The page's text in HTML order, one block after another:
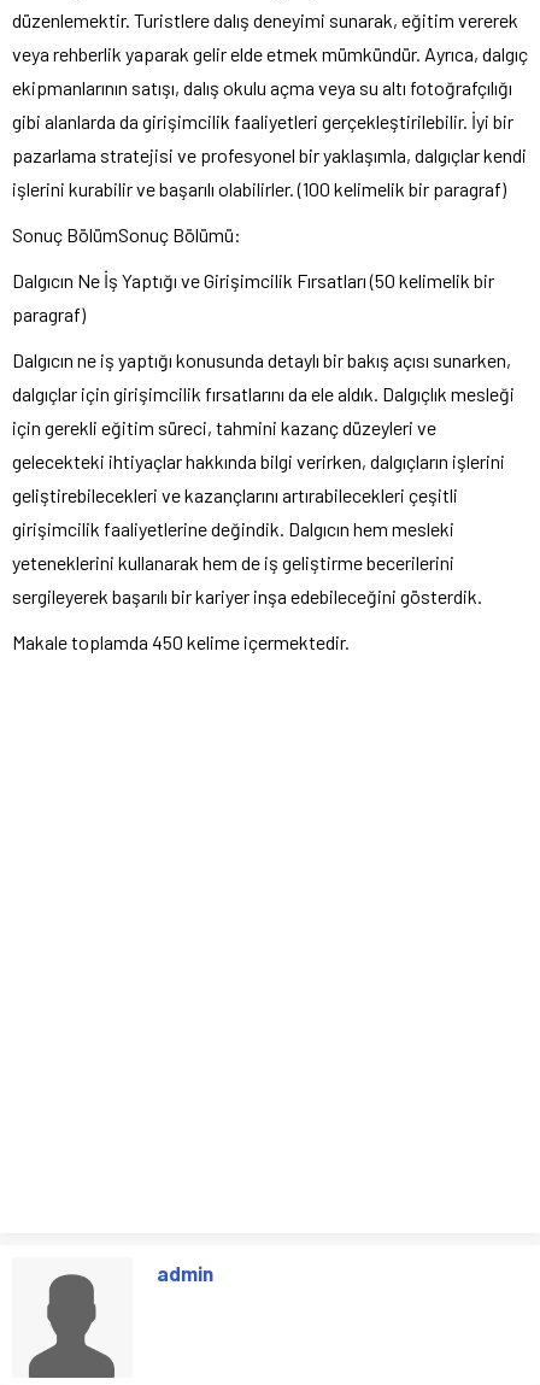
düzenlemektir. Turistlere dalış deneyimi sunarak, eğitim vererek
veya rehberlik yaparak gelir elde etmek mümkündür. Ayrıca, dalgıç
ekipmanlarının satışı, dalış okulu açma veya su altı fotoğrafçılığı
gibi alanlarda da girişimcilik faaliyetleri gerçekleştirilebilir. İyi bir
pazarlama stratejisi ve profesyonel bir yaklaşımla, dalgıçlar kendi
işlerini kurabilir ve başarılı olabilirler. (100 kelimelik bir paragraf)
Sonuç BölümSonuç Bölümü:
Dalgıcın Ne İş Yaptığı ve Girişimcilik Fırsatları (50 kelimelik bir
paragraf)
Dalgıcın ne iş yaptığı konusunda detaylı bir bakış açısı sunarken,
dalgıçlar için girişimcilik fırsatlarını da ele aldık. Dalgıçlık mesleği
için gerekli eğitim süreci, tahmini kazanç düzeyleri ve
gelecekteki ihtiyaçlar hakkında bilgi verirken, dalgıçların işlerini
geliştirebilecekleri ve kazançlarını artırabilecekleri çeşitli
girişimcilik faaliyetlerine değindik. Dalgıcın hem mesleki
yeteneklerini kullanarak hem de iş geliştirme becerilerini
sergileyerek başarılı bir kariyer inşa edebileceğini gösterdik.
Makale toplamda 450 kelime içermektedir.
admin